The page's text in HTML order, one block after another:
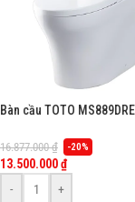
Bàn cầu TOTO
16.877.000₫ -20%
13.500.000₫
-
+